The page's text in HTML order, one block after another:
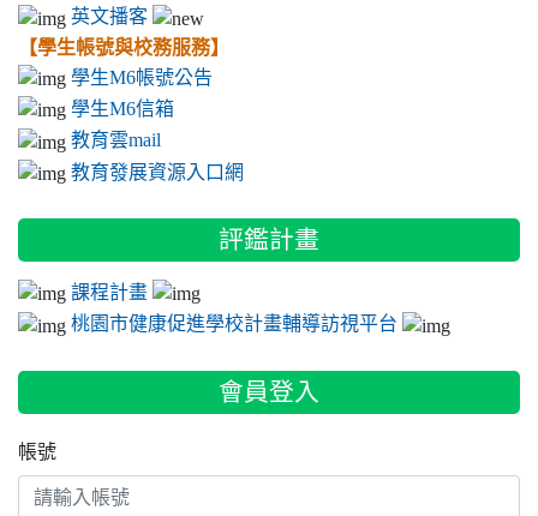
賀 薛雅文同學榮獲得桃園市語文競賽客語朗讀第2名!!
賀孫正豪同學榮獲桃園市語文競賽卑南族語朗讀第2名!!
賀 蔡旻軒同學榮獲桃園市語文競賽客語演說第2名!!
狂賀 本校吳振豪 林晏如老師指導學生莊博瑋 葉智龍 張定閎，榮獲桃
園市第58屆科學展覽會--國中化學組第1名，代表桃園市參加全國賽！
賀本校學生通過106年度客語初級認證共11人；族語中級認證共2人
賀 鄒進波老師榮獲107年度優良教育專業人員
賀2018桃園說故事競賽-- 葉欣怡 榮獲第一名 鄭淑謹 榮獲第3名
賀2018桃園說故事競賽-- 呂權瑋、薛雅雯 榮獲優等， 葉子菱、姜綵婷
賀 本校獲107年桃園市教學卓越銅桃獎，參賽教師團隊--徐永鋒、林煉
傑、高鵬、張志華
賀本校榮獲106「桃園市英語讀者劇場比賽」全市第二名，指導老師
江珮鈺、莊雅雯
英文播客
【學生帳號與校務服務】
學生M6帳號公告
學生M6信箱
教育雲mail
教育發展資源入口網
評鑑計畫
課程計畫
桃園市健康促進學校計畫輔導訪視平台
會員登入
帳號